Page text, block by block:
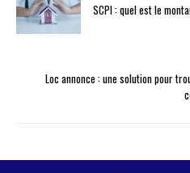
SCPI : quel est le
Loc annonce : une solution pour